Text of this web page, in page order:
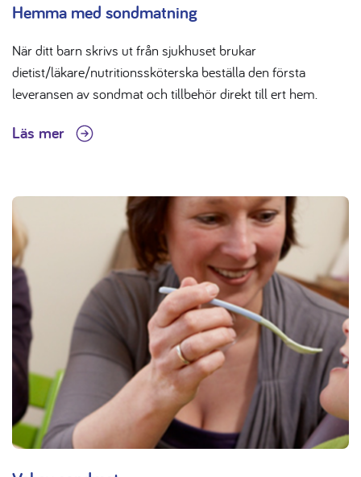
Hemma med sondmatning
När ditt barn skrivs ut från sjukhuset brukar
dietist/läkare/nutritionssköterska beställa den första
leveransen av sondmat och tillbehör direkt till ert hem.
Läs mer